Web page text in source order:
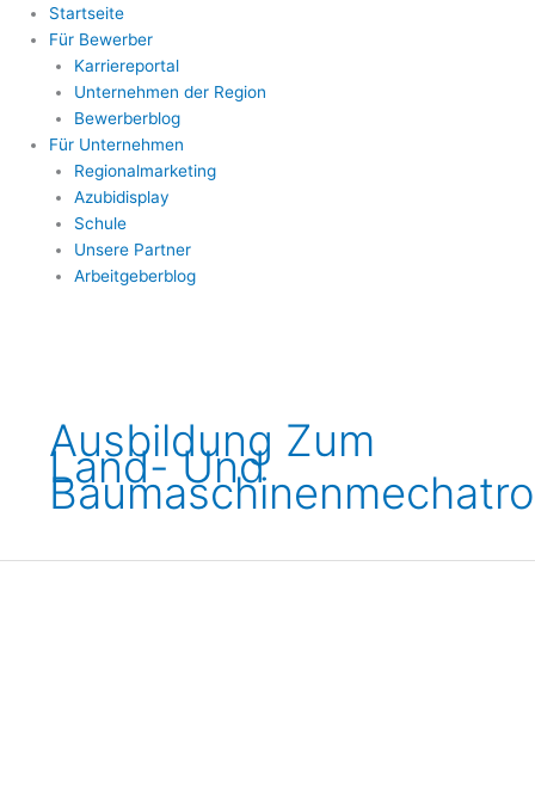
Startseite
Für Bewerber
Karriereportal
Unternehmen der Region
Bewerberblog
Für Unternehmen
Regionalmarketing
Azubidisplay
Schule
Unsere Partner
Arbeitgeberblog
Ausbildung Zum
Land- Und